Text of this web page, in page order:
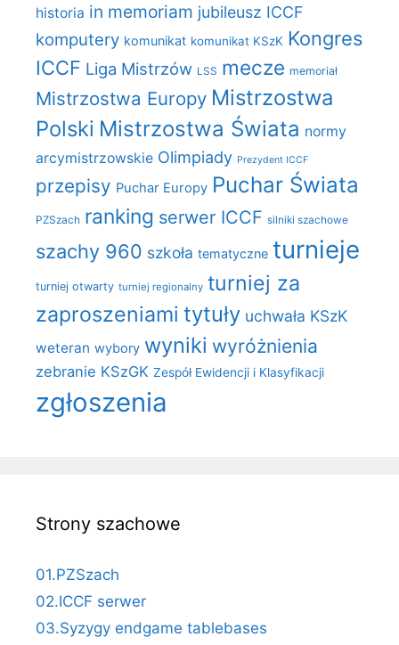
historia in memoriam jubileusz ICCF
komputery komunikat komunikat KSzK Kongres
ICCF Liga Mistrzów LSS mecze memoriał
Mistrzostwa Europy Mistrzostwa
Polski Mistrzostwa Świata normy
arcymistrzowskie Olimpiady Prezydent ICCF
przepisy Puchar Europy Puchar Świata
PZSzach ranking serwer ICCF silniki szachowe
szachy 960 szkoła tematyczne turnieje
turniej otwarty turniej regionalny turniej za
zaproszeniami tytuły uchwała KSzK
weteran wybory wyniki wyróżnienia
zebranie KSzGK Zespół Ewidencji i Klasyfikacji
zgłoszenia
Strony szachowe
01.PZSzach
02.ICCF serwer
03.Syzygy endgame tablebases